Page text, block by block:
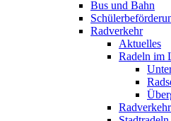
Bus und Bahn
Radverkehr
Aktuelles
Radeln im